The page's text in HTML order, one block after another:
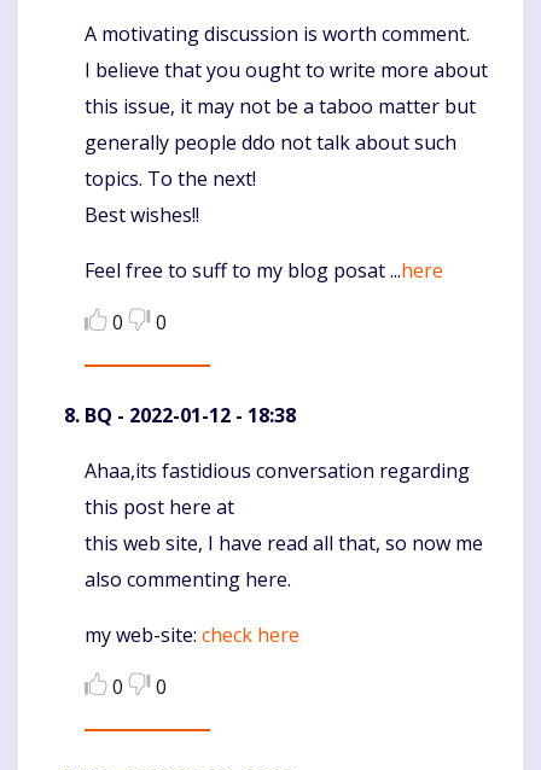
Komentaras
A motivating discussion is worth comment.
I believe that you ought to write more about
this issue, it may not be a taboo matter but
generally people ddo not talk about such
topics. To the next!
Best wishes!!
Feel free to suff to my blog posat ...here
0
0
BQ - 2022-01-12 - 18:38
Komentaras
Ahaa,its fastidious conversation regarding
this post here at
this web site, I have read all that, so now me
also commenting here.
my web-site: check here
0
0